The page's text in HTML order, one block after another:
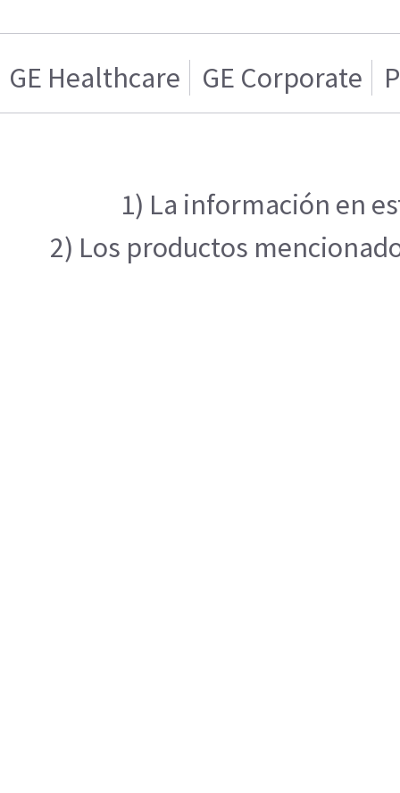
GE Healthcare GE Corporate
1) La información en
2) Los productos